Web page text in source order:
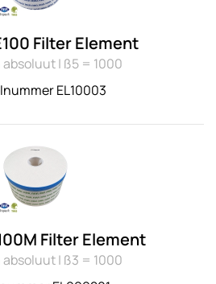
Filter Element
| ß5 = 1000
EL10003
Filter Element
| ß3 = 1000